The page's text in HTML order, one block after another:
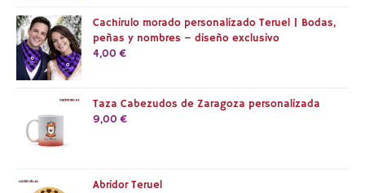
Cachirulo morado personalizado Teruel | Bodas,
peñas y nombres – diseño exclusivo
4,00 €
Taza Cabezudos de Zaragoza personalizada
9,00 €
Abridor Teruel